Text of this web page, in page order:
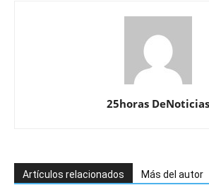
25horas DeNoticias
Artículos relacionados Más del autor